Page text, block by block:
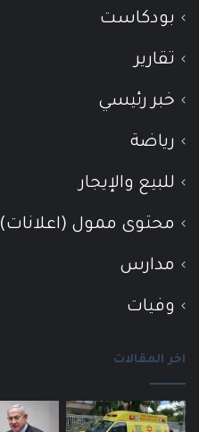
بودكاست
تقارير
خبر رئيسي
رياضة
للبيع والإيجار
محتوى ممول (اعلانات)
مدارس
وفيات
اخر المقالات